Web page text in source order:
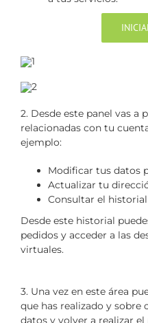
2. Desde este panel vas a
relacionadas con tu
ejemplo:
Modificar tus datos
Actualizar tu
Consultar el
Desde este historial
pedidos y acceder a las
virtuales.
3. Una vez en este área
que has realizado y sobre
datos y volver a realizar